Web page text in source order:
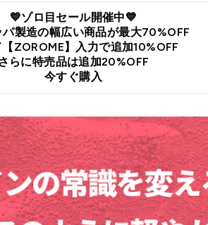
💙ゾロ目セール開催中💙
パ製造の幅広い商品が最大70%OFF
【ZOROME】入力で追加10%OFF
さらに特売品は追加20%OFF
今すぐ購入